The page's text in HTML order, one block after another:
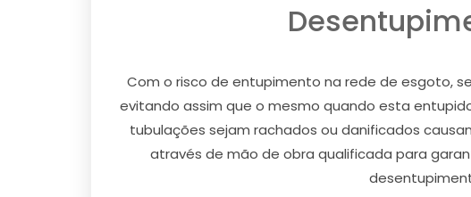
Com o risco de entupimento na rede de esgoto,
evitando assim que o mesmo quando esta
tubulações sejam rachados ou danificados
através de mão de obra qualificada para